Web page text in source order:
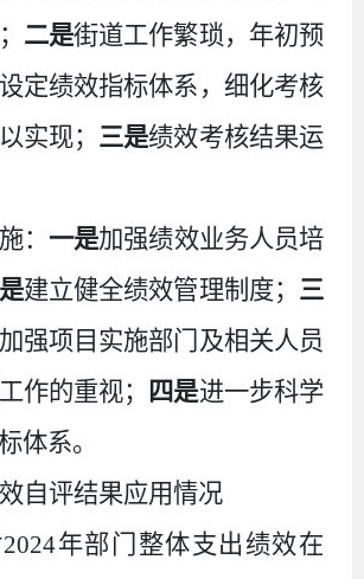
二是街道工作繁琐，年初预
定绩效指标体系，细化考核
实现； 三是绩效考核结果运
： 一是加强绩效业务人员培
建立健全绩效管理制度； 三
强项目实施部门及相关人员
作的重视；
四是进一步科学
体系。
自评结果应用情况
2024年部门整体支出绩效在